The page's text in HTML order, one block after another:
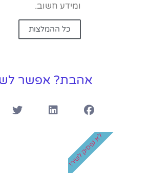
ומידע חשוב.
כל ההמלצות
אהבת? אפשר
לא נפסיק לשיר!